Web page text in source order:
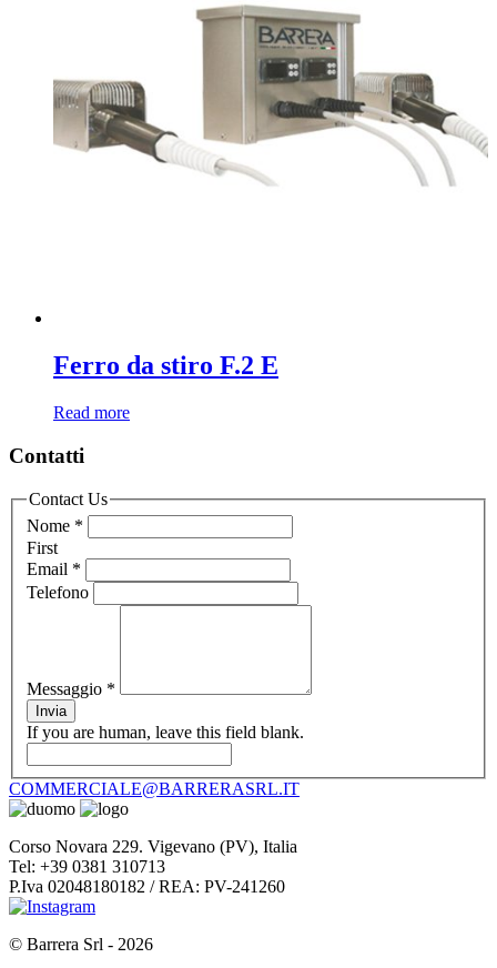
Ferro da stiro F.2 E
Read more
Contatti
Contact Us
Nome *
First
Email *
Telefono
Messaggio *
Invia
If you are human, leave this field blank.
COMMERCIALE@BARRERASRL.IT
Corso Novara 229. Vigevano (PV), Italia
Tel: +39 0381 310713
P.Iva 02048180182 / REA: PV-241260
© Barrera Srl - 2026